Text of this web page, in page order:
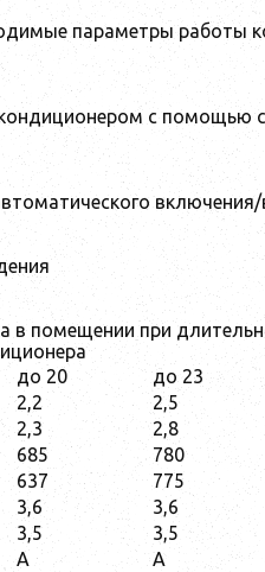
параметры работы
с помощью
в помещении при
до 20 до 23
2,2 2,5
2,3 2,8
685 780
637 775
3,6 3,6
3,5 3,5
A A